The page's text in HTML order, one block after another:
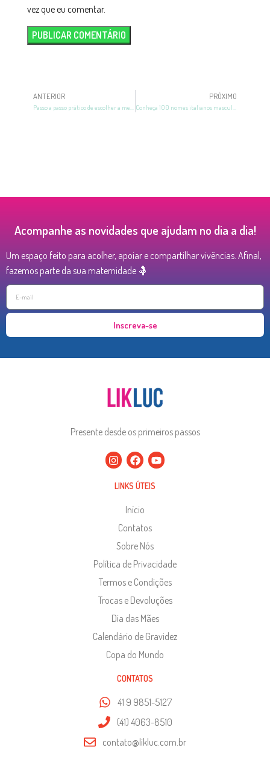
vez que eu comentar.
ANTERIOR
Passo a passo prático de escolher a melhor mamadeira para bebê!
PRÓXIMO
Conheça 100 nomes italianos masculinos para se inspirar!
Acompanhe as novidades que ajudam no dia a dia!
Um espaço feito para acolher, apoiar e compartilhar vivências. Afinal,
fazemos parte da sua maternidade 🤱
Inscreva-se
Presente desde os primeiros passos
LINKS ÚTEIS
Início
Contatos
Sobre Nós
Política de Privacidade
Termos e Condições
Trocas e Devoluções
Dia das Mães
Calendário de Gravidez
Copa do Mundo
CONTATOS
41 9 9851-5127
(41) 4063-8510
contato@likluc.com.br